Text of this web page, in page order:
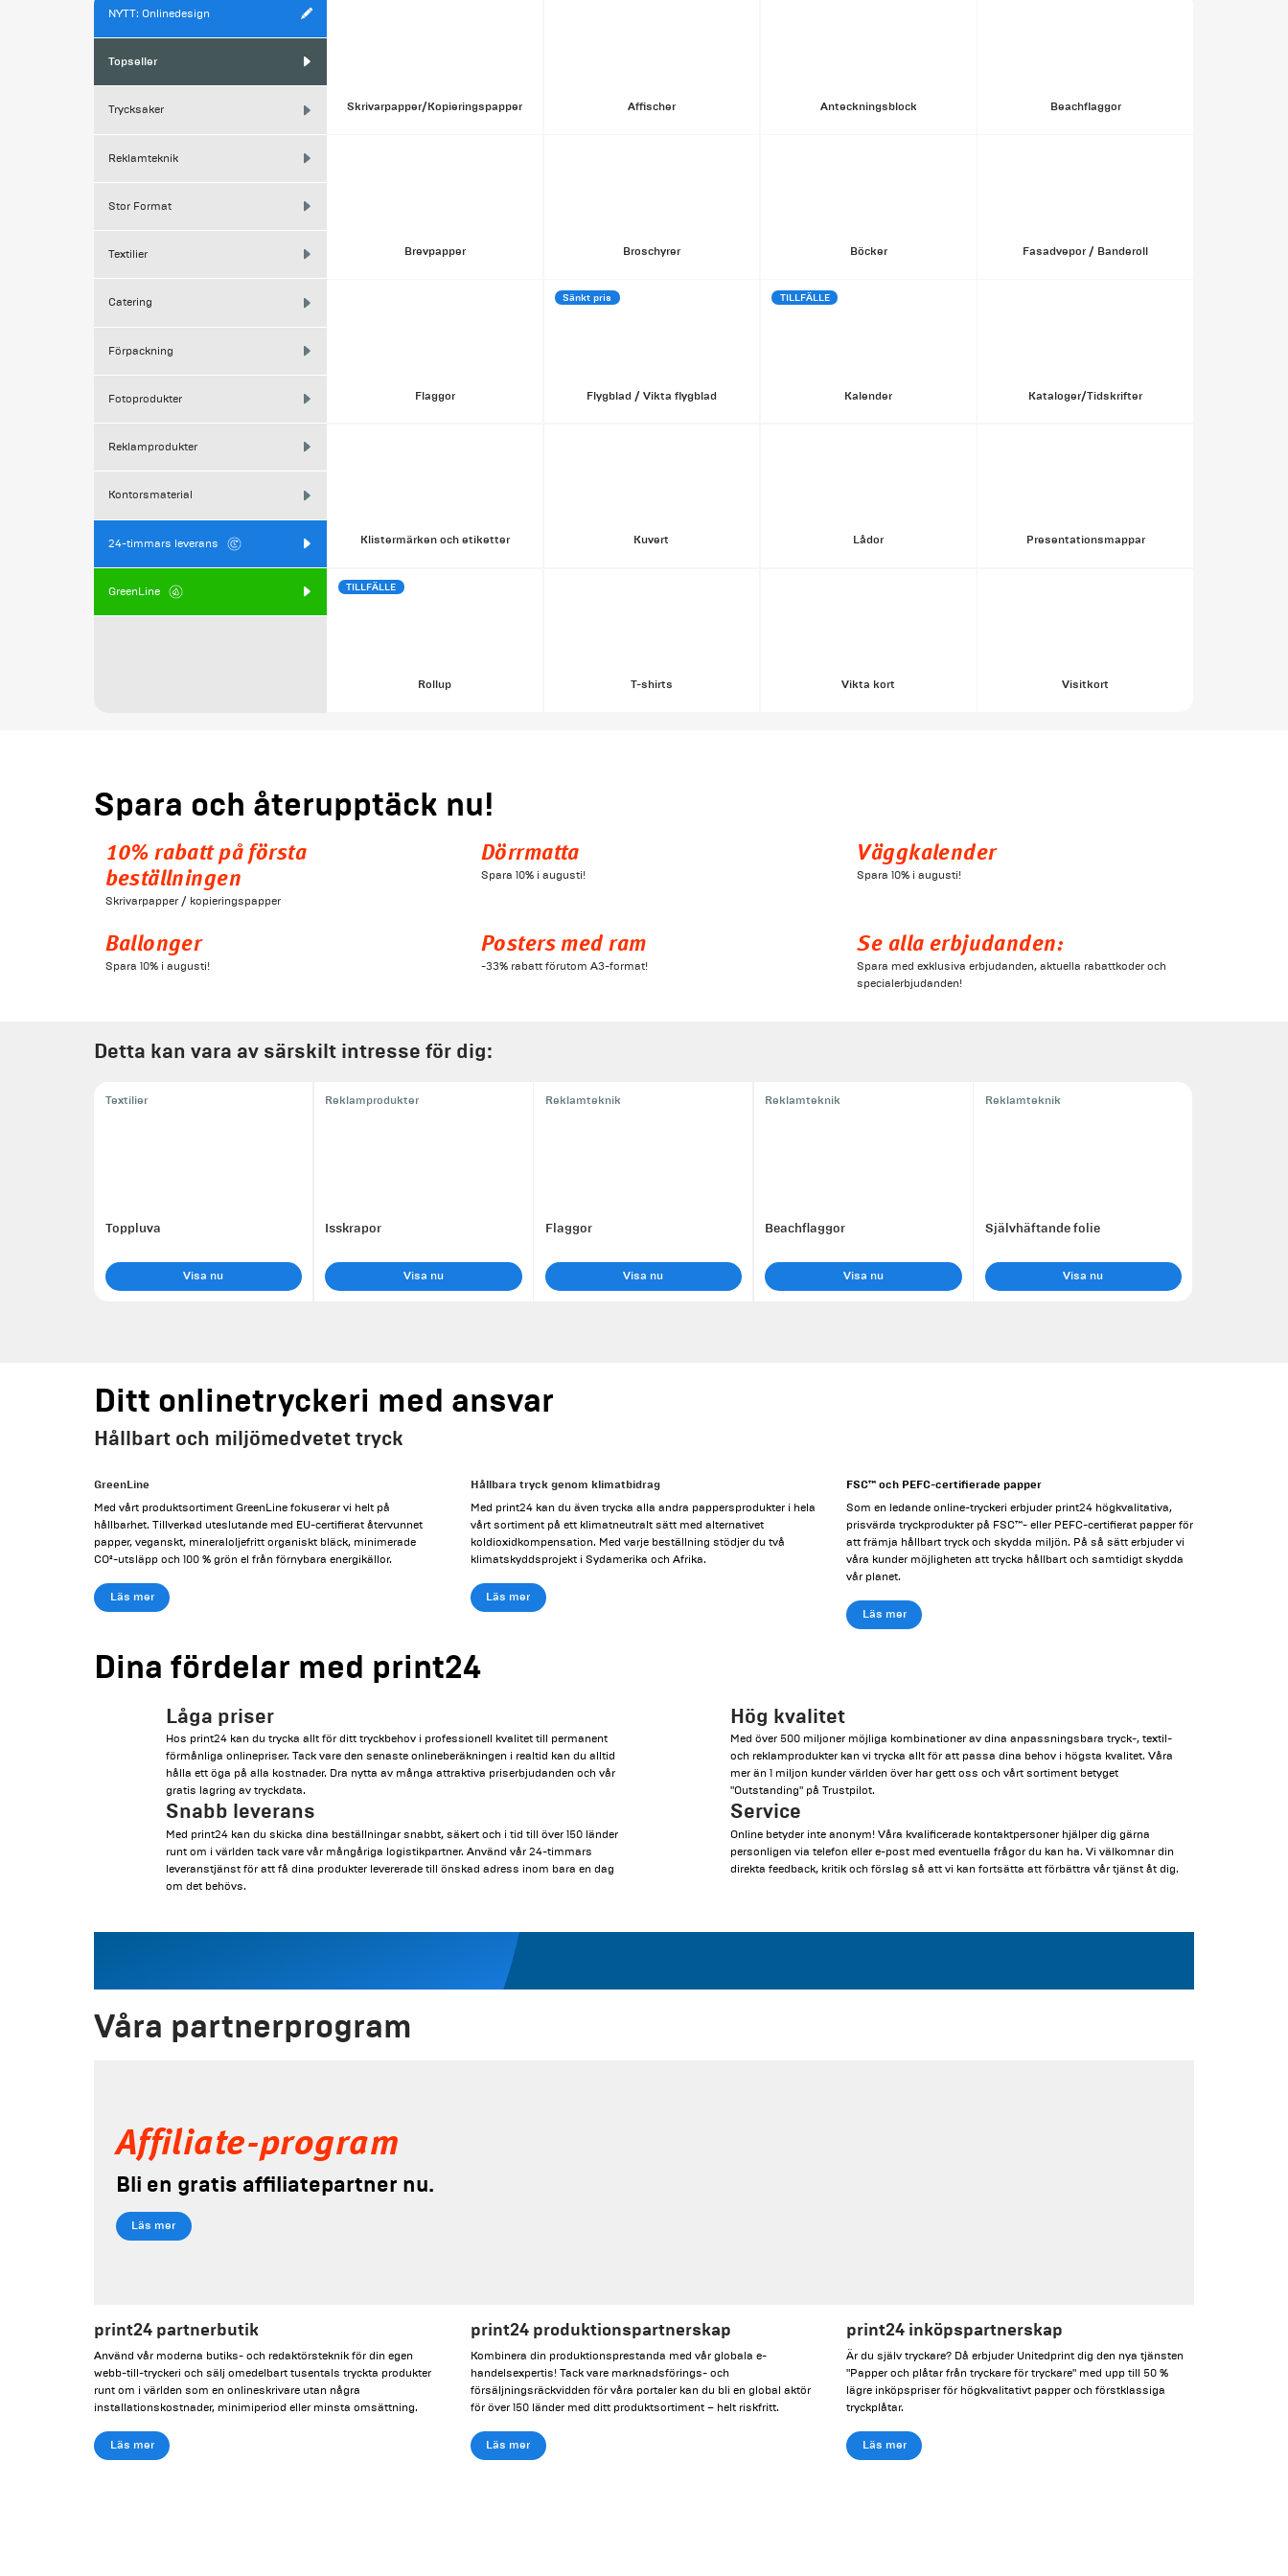
NYTT: Onlinedesign
Topseller
Trycksaker
Reklamteknik
Stor Format
Textilier
Catering
Förpackning
Fotoprodukter
Reklamprodukter
Kontorsmaterial
24-timmars leverans
GreenLine
Skrivarpapper/Kopieringspapper Affischer Anteckningsblock Beachflaggor
Brevpapper Broschyrer Böcker Fasadvepor / Banderoll
Flaggor
Sänkt pris
Flygblad / Vikta flygblad
TILLFÄLLE
Kalender Kataloger/Tidskrifter
Klistermärken och etiketter Kuvert Lådor Presentationsmappar
TILLFÄLLE
Rollup T-shirts Vikta kort Visitkort
Spara och återupptäck nu!
10% rabatt på första
beställningen
Skrivarpapper / kopieringspapper
Dörrmatta
Spara 10% i augusti!
Väggkalender
Spara 10% i augusti!
Ballonger
Spara 10% i augusti!
Posters med ram
-33% rabatt förutom A3-format!
Se alla erbjudanden:
Spara med exklusiva erbjudanden, aktuella rabattkoder och
specialerbjudanden!
Detta kan vara av särskilt intresse för dig:
Textilier
Toppluva
Visa nu
Reklamprodukter
Isskrapor
Visa nu
Reklamteknik
Flaggor
Visa nu
Reklamteknik
Beachflaggor
Visa nu
Reklamteknik
Självhäftande folie
Visa nu
Ditt onlinetryckeri med ansvar
Hållbart och miljömedvetet tryck
GreenLine
Med vårt produktsortiment GreenLine fokuserar vi helt på
hållbarhet. Tillverkad uteslutande med EU-certifierat återvunnet
papper, veganskt, mineraloljefritt organiskt bläck, minimerade
CO²-utsläpp och 100 % grön el från förnybara energikällor.
Läs mer
Hållbara tryck genom klimatbidrag
Med print24 kan du även trycka alla andra pappersprodukter i hela
vårt sortiment på ett klimatneutralt sätt med alternativet
koldioxidkompensation. Med varje beställning stödjer du två
klimatskyddsprojekt i Sydamerika och Afrika.
Läs mer
FSC™ och PEFC-certifierade papper
Som en ledande online-tryckeri erbjuder print24 högkvalitativa,
prisvärda tryckprodukter på FSC™- eller PEFC-certifierat papper för
att främja hållbart tryck och skydda miljön. På så sätt erbjuder vi
våra kunder möjligheten att trycka hållbart och samtidigt skydda
vår planet.
Läs mer
Dina fördelar med print24
Låga priser
Hos print24 kan du trycka allt för ditt tryckbehov i professionell kvalitet till permanent
förmånliga onlinepriser. Tack vare den senaste onlineberäkningen i realtid kan du alltid
hålla ett öga på alla kostnader. Dra nytta av många attraktiva priserbjudanden och vår
gratis lagring av tryckdata.
Hög kvalitet
Med över 500 miljoner möjliga kombinationer av dina anpassningsbara tryck-, textil-
och reklamprodukter kan vi trycka allt för att passa dina behov i högsta kvalitet. Våra
mer än 1 miljon kunder världen över har gett oss och vårt sortiment betyget
"Outstanding" på Trustpilot.
Snabb leverans
Med print24 kan du skicka dina beställningar snabbt, säkert och i tid till över 150 länder
runt om i världen tack vare vår mångåriga logistikpartner. Använd vår 24-timmars
leveranstjänst för att få dina produkter levererade till önskad adress inom bara en dag
om det behövs.
Service
Online betyder inte anonym! Våra kvalificerade kontaktpersoner hjälper dig gärna
personligen via telefon eller e-post med eventuella frågor du kan ha. Vi välkomnar din
direkta feedback, kritik och förslag så att vi kan fortsätta att förbättra vår tjänst åt dig.
Våra partnerprogram
Affiliate-program
Bli en gratis affiliatepartner nu.
Läs mer
print24 partnerbutik
Använd vår moderna butiks- och redaktörsteknik för din egen
webb-till-tryckeri och sälj omedelbart tusentals tryckta produkter
runt om i världen som en onlineskrivare utan några
installationskostnader, minimiperiod eller minsta omsättning.
Läs mer
print24 produktionspartnerskap
Kombinera din produktionsprestanda med vår globala e-
handelsexpertis! Tack vare marknadsförings- och
försäljningsräckvidden för våra portaler kan du bli en global aktör
för över 150 länder med ditt produktsortiment – ​​helt riskfritt.
Läs mer
print24 inköpspartnerskap
Är du själv tryckare? Då erbjuder Unitedprint dig den nya tjänsten
"Papper och plåtar från tryckare för tryckare" med upp till 50 %
lägre inköpspriser för högkvalitativt papper och förstklassiga
tryckplåtar.
Läs mer